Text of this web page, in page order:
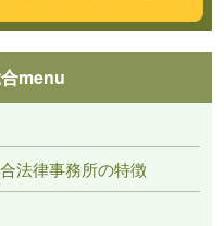
menu
法律事務所の特徴